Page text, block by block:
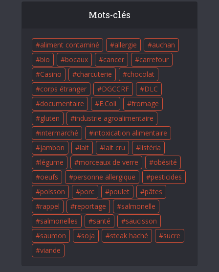
Mots-clés
aliment contaminé allergie
auchan
bio
bocaux cancer
carrefour
Casino
charcuterie
chocolat
corps étranger
DGCCRF
DLC
documentaire
E.Coli
fromage
gluten
industrie agroalimentaire
intermarché
intoxication alimentaire
jambon
lait lait cru
listéria
légume
morceaux de verre
obésité
oeufs
personne allergique
pesticides
poisson
porc poulet
pâtes
rappel
reportage
salmonelle
salmonelles
santé
saucisson
saumon
soja steak haché
sucre
viande